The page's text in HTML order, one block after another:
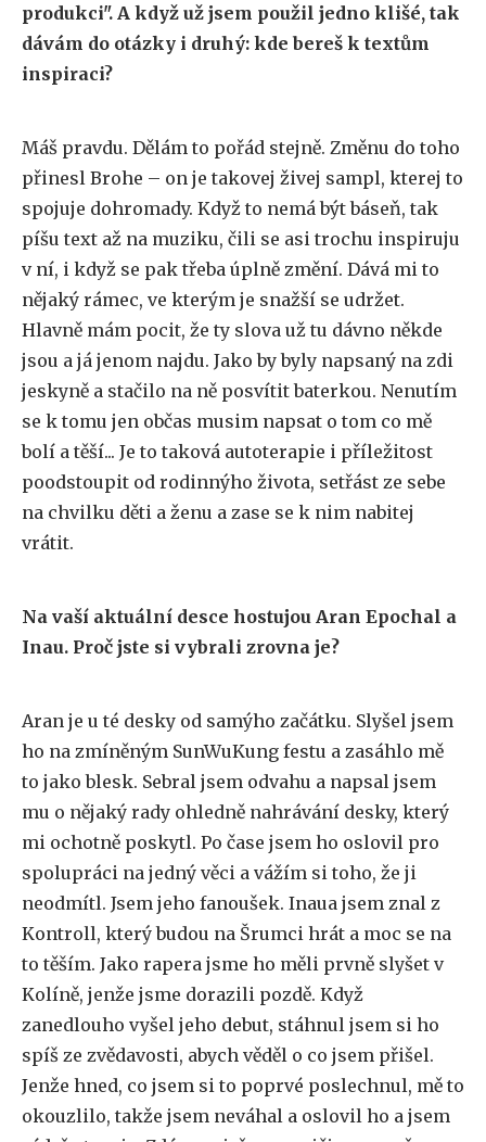
produkci". A když už jsem použil jedno klišé, tak
dávám do otázky i druhý: kde bereš k textům
inspiraci?
Máš pravdu. Dělám to pořád stejně. Změnu do toho
přinesl Brohe – on je takovej živej sampl, kterej to
spojuje dohromady. Když to nemá být báseň, tak
píšu text až na muziku, čili se asi trochu inspiruju
v ní, i když se pak třeba úplně změní. Dává mi to
nějaký rámec, ve kterým je snažší se udržet.
Hlavně mám pocit, že ty slova už tu dávno někde
jsou a já jenom najdu. Jako by byly napsaný na zdi
jeskyně a stačilo na ně posvítit baterkou. Nenutím
se k tomu jen občas musim napsat o tom co mě
bolí a těší... Je to taková autoterapie i příležitost
poodstoupit od rodinnýho života, setřást ze sebe
na chvilku děti a ženu a zase se k nim nabitej
vrátit.
Na vaší aktuální desce hostujou Aran Epochal a
Inau. Proč jste si vybrali zrovna je?
Aran je u té desky od samýho začátku. Slyšel jsem
ho na zmíněným SunWuKung festu a zasáhlo mě
to jako blesk. Sebral jsem odvahu a napsal jsem
mu o nějaký rady ohledně nahrávání desky, který
mi ochotně poskytl. Po čase jsem ho oslovil pro
spolupráci na jedný věci a vážím si toho, že ji
neodmítl. Jsem jeho fanoušek. Inaua jsem znal z
Kontroll, který budou na Šrumci hrát a moc se na
to těším. Jako rapera jsme ho měli prvně slyšet v
Kolíně, jenže jsme dorazili pozdě. Když
zanedlouho vyšel jeho debut, stáhnul jsem si ho
spíš ze zvědavosti, abych věděl o co jsem přišel.
Jenže hned, co jsem si to poprvé poslechnul, mě to
okouzlilo, takže jsem neváhal a oslovil ho a jsem